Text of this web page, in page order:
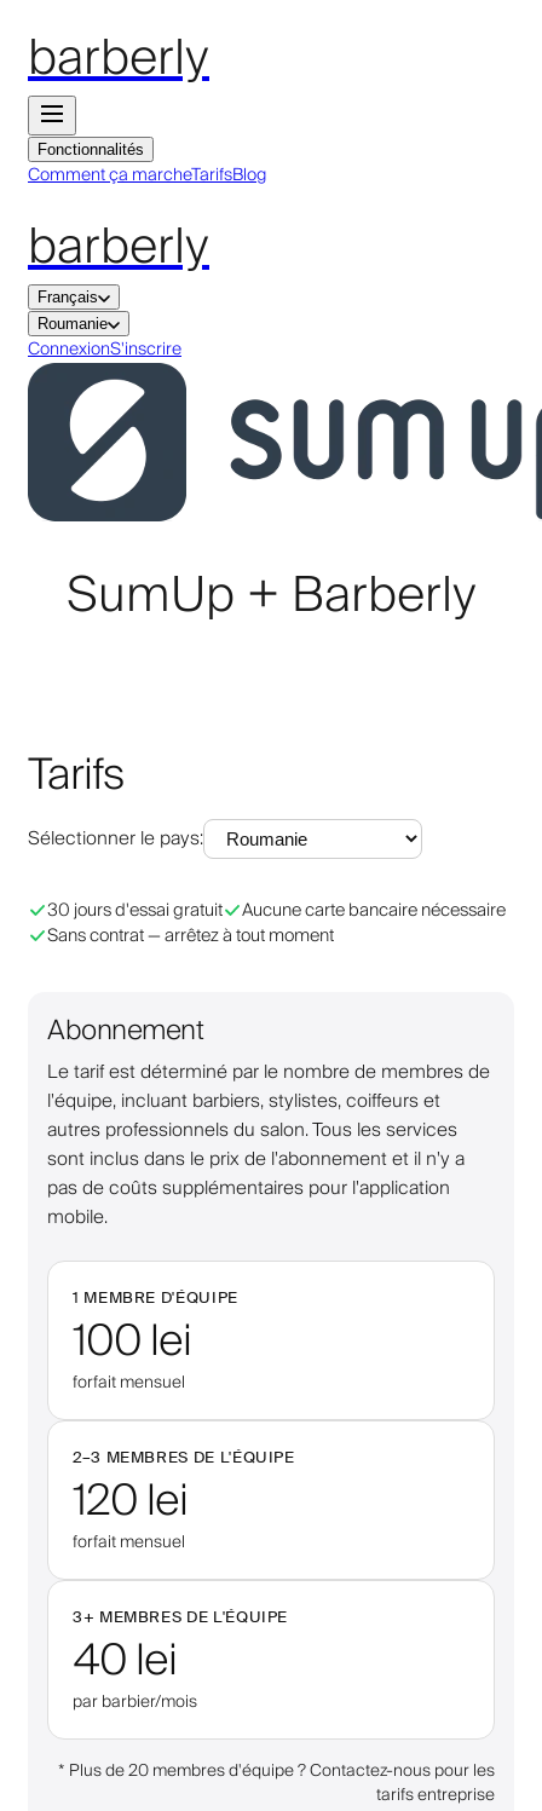
barberly
Fonctionnalités
Comment ça marcheTarifsBlog
barberly
Français
Roumanie
ConnexionS'inscrire
SumUp + Barberly
Tarifs
Sélectionner le pays:
30 jours d'essai gratuit
Aucune carte bancaire nécessaire
Sans contrat — arrêtez à tout moment
Abonnement
Le tarif est déterminé par le nombre de membres de
l'équipe, incluant barbiers, stylistes, coiffeurs et
autres professionnels du salon. Tous les services
sont inclus dans le prix de l'abonnement et il n'y a
pas de coûts supplémentaires pour l'application
mobile.
1 MEMBRE D'ÉQUIPE
100 lei
forfait mensuel
2–3 MEMBRES DE L'ÉQUIPE
120 lei
forfait mensuel
3+ MEMBRES DE L'ÉQUIPE
40 lei
par barbier/mois
* Plus de 20 membres d'équipe ? Contactez-nous pour les
tarifs entreprise